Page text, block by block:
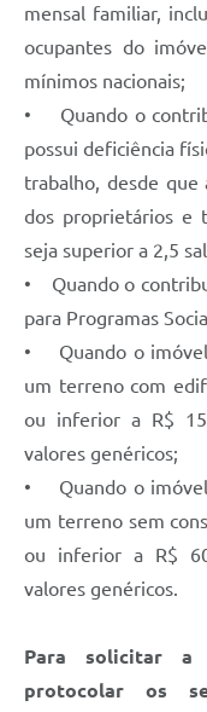
Minuta Cód. Postura
NFS-e
Galeria de Fotos
Arquivos para Download
Galeria de Vídeos
Conselhos
Projetos
Legislação
Editais
Serviços Online
Telefones Úteis
Agenda
mensal familiar,
ocupantes do
mínimos nacionais;
• Quando o
possui deficiência
trabalho, desde
dos proprietários e
seja superior a 2,5
• Quando o
para Programas
• Quando o imóvel
um terreno com
ou inferior a R$
valores genéricos;
• Quando o imóvel
um terreno sem
ou inferior a R$
valores genéricos.
Para solicitar a
protocolar os